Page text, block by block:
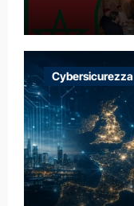
Cybersicurezza